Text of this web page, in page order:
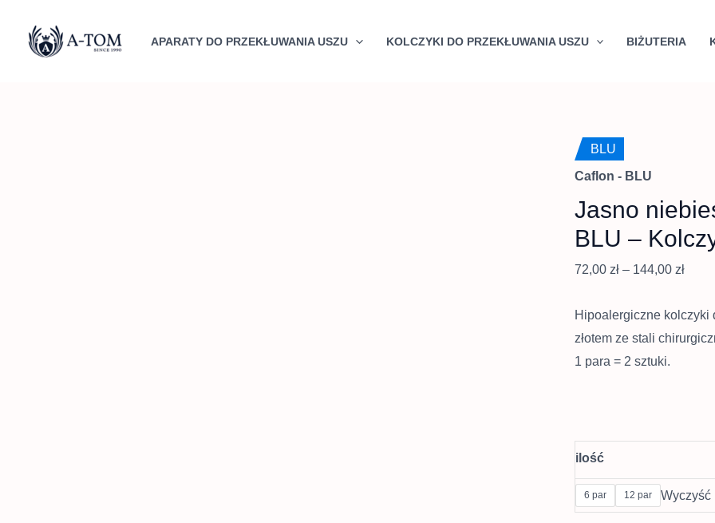
APARATY DO PRZEKŁUWANIA USZU KOLCZYKI DO PRZEKŁUWANIA USZU BIŻUTERIA
BLU
Caflon - BLU
Jasno
BLU –
72,00 zł – 144,00 zł
Hipoalergiczne kolczyki
złotem ze stali
1 para = 2 sztuki.
ilość
6 par 12 par Wyczyść